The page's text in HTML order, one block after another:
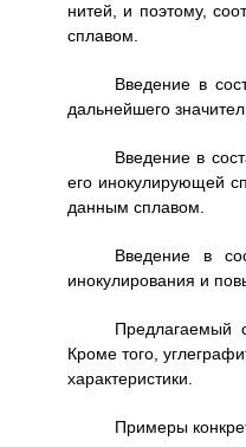
нитей, и поэтому,
сплавом.
Введение в
дальнейшего
Введение в
его инокулирующей
данным сплавом.
Введение в
инокулирования и
Предлагаемый
Кроме того,
характеристики.
Примеры